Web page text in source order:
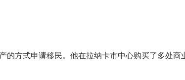
的方式申请移民。他在拉纳卡市中心购买了多处商